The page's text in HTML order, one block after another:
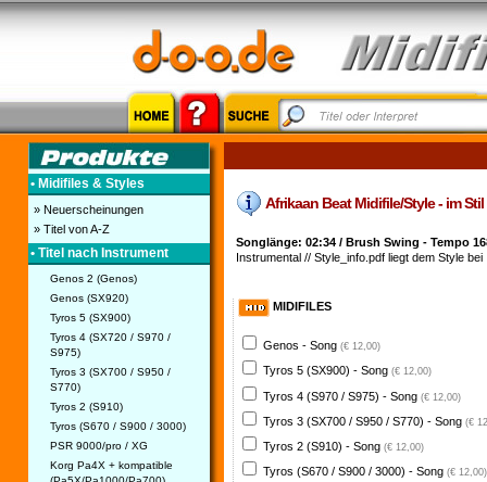
• Midifiles & Styles
» Neuerscheinungen
» Titel von A-Z
• Titel nach Instrument
Genos 2 (Genos)
Genos (SX920)
Tyros 5 (SX900)
Tyros 4 (SX720 / S970 /
S975)
Tyros 3 (SX700 / S950 /
S770)
Tyros 2 (S910)
Tyros (S670 / S900 / 3000)
PSR 9000/pro / XG
Korg Pa4X + kompatible
Afrikaan Beat Midifile/Style - im
Songlänge: 02:34 / Brush Swing - Tempo
Instrumental // Style_info.pdf liegt dem Style bei
MIDIFILES
Genos - Song (€ 12,00)
Tyros 5 (SX900) - Song (€ 12,00)
Tyros 4 (S970 / S975) - Song (€ 12,00)
Tyros 3 (SX700 / S950 / S770) - Song (€
Tyros 2 (S910) - Song (€ 12,00)
Tyros (S670 / S900 / 3000) - Song (€ 12,00)